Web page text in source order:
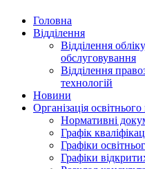
Головна
Відділення
Відділення
обслуговування
Відділення
технологій
Новини
Організація
Нормативні
Графік
Графіки
Графіки